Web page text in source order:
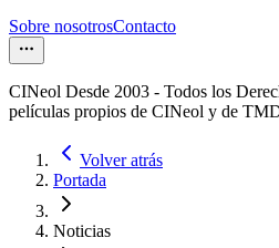
Sobre nosotrosContacto
CINeol Desde 2003 - Todos los
películas propios de CINeol y de
Volver atrás
Portada
Noticias